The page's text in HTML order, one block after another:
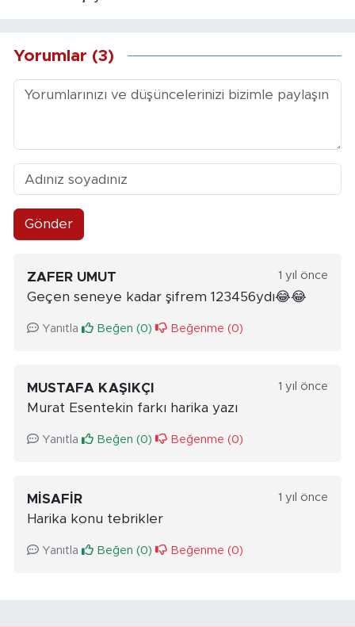
Yorumlar (3)
Gönder
ZAFER UMUT 1 yıl önce
Geçen seneye kadar şifrem 123456ydı😂😂
Yanıtla Beğen (0) Beğenme (0)
MUSTAFA KAŞIKÇI 1 yıl önce
Murat Esentekin farkı harika yazı
Yanıtla Beğen (0) Beğenme (0)
MISAFIR 1 yıl önce
Harika konu tebrikler
Yanıtla Beğen (0) Beğenme (0)